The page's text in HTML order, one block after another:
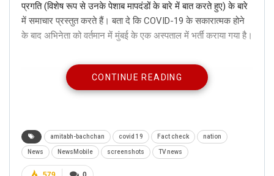
प्रगति (विशेष रूप से उनके पेशाब मापदंडों के बारे में बात करते हुए) के बारे
में समाचार प्रस्तुत करते हैं। बता दे कि COVID-19 के सकारात्मक होने
के बाद अभिनेता को वर्तमान में मुंबई के एक अस्पताल में भर्ती कराया गया है।
Nd our media is bsy in buttering Bollywood.
Means you don’t have time to cover
CONTINUE READING
amitabh-bachchan covid 19 Fact check nation
News NewsMobile screenshots TV news